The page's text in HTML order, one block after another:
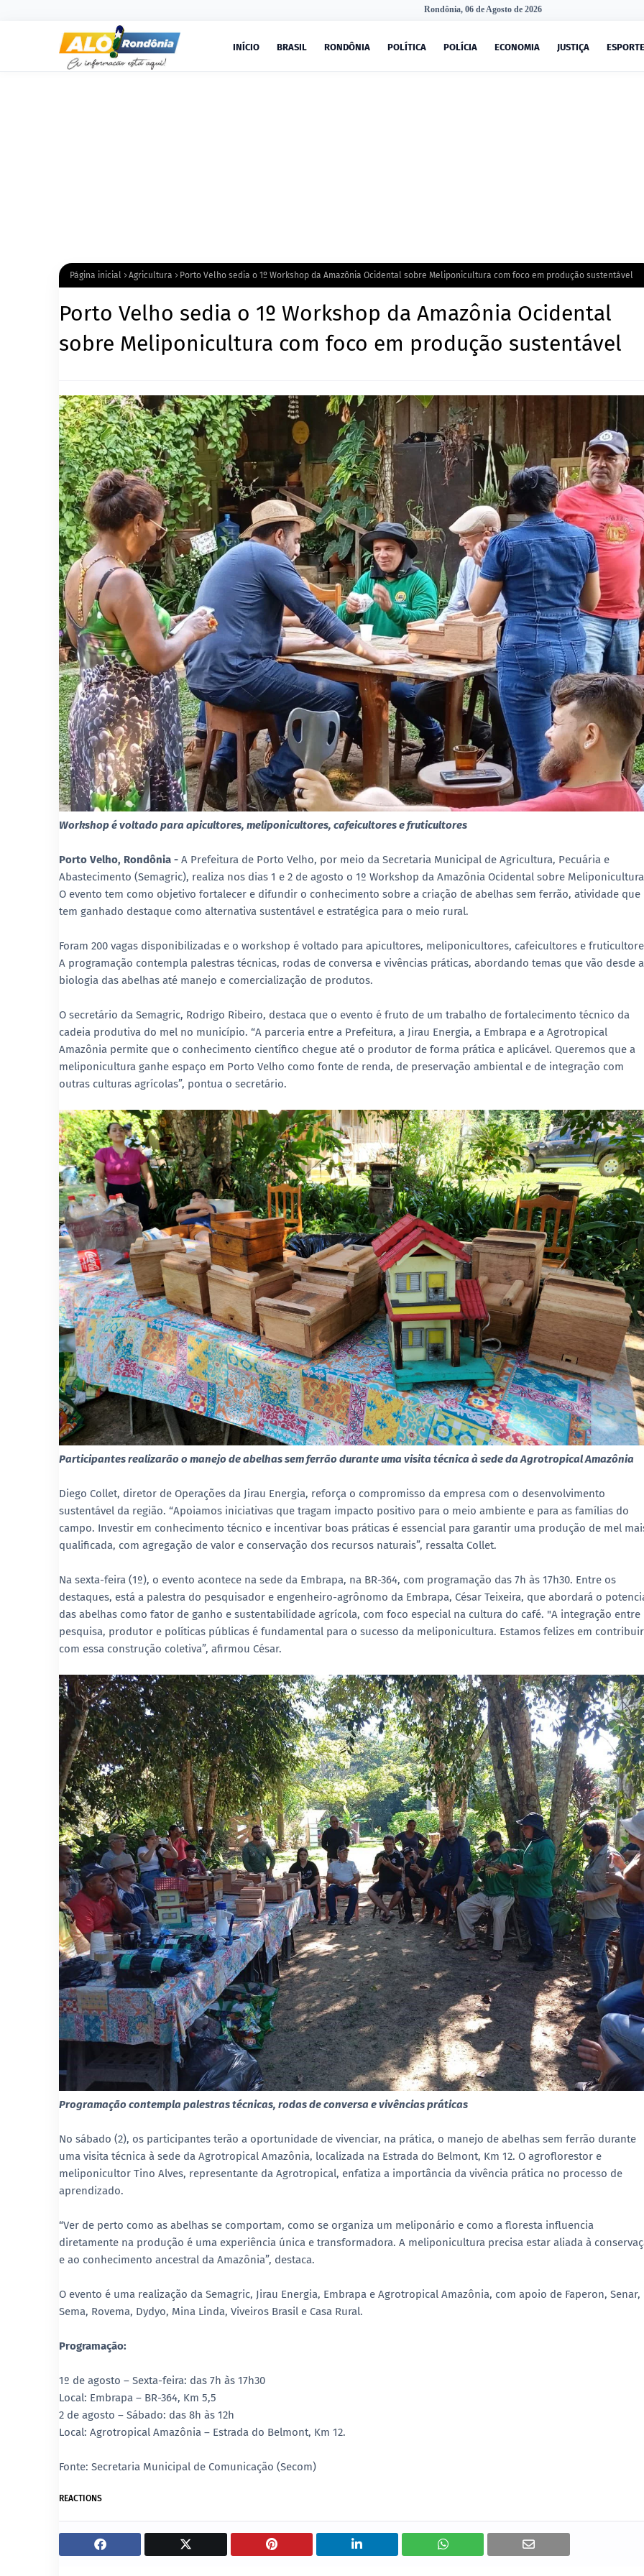
Rondônia, 06 de Agosto de 2026
INÍCIO BRASIL RONDÔNIA POLÍTICA POLÍCIA ECONOMIA JUSTIÇA ESPORTE
Página inicial Agricultura Porto Velho sedia o 1º Workshop da Amazônia Ocidental sobre Meliponicultura com foco em produção sustentável
Porto Velho sedia o 1º Workshop da Amazônia Ocidental
sobre Meliponicultura com foco em produção sustentável
Workshop é voltado para apicultores, meliponicultores, cafeicultores e fruticultores
Porto Velho, Rondônia - A Prefeitura de Porto Velho, por meio da Secretaria Municipal de Agricultura, Pecuária e
Abastecimento (Semagric), realiza nos dias 1 e 2 de agosto o 1º Workshop da Amazônia Ocidental sobre
O evento tem como objetivo fortalecer e difundir o conhecimento sobre a criação de abelhas sem ferrão, atividade que
tem ganhado destaque como alternativa sustentável e estratégica para o meio rural.
Foram 200 vagas disponibilizadas e o workshop é voltado para apicultores, meliponicultores, cafeicultores e
A programação contempla palestras técnicas, rodas de conversa e vivências práticas, abordando temas que vão desde a
biologia das abelhas até manejo e comercialização de produtos.
O secretário da Semagric, Rodrigo Ribeiro, destaca que o evento é fruto de um trabalho de fortalecimento técnico da
cadeia produtiva do mel no município. “A parceria entre a Prefeitura, a Jirau Energia, a Embrapa e a Agrotropical
Amazônia permite que o conhecimento científico chegue até o produtor de forma prática e aplicável. Queremos que a
meliponicultura ganhe espaço em Porto Velho como fonte de renda, de preservação ambiental e de integração com
outras culturas agrícolas”, pontua o secretário.
Participantes realizarão o manejo de abelhas sem ferrão durante uma visita técnica à sede da Agrotropical Amazônia
Diego Collet, diretor de Operações da Jirau Energia, reforça o compromisso da empresa com o desenvolvimento
sustentável da região. “Apoiamos iniciativas que tragam impacto positivo para o meio ambiente e para as famílias do
campo. Investir em conhecimento técnico e incentivar boas práticas é essencial para garantir uma produção de mel
qualificada, com agregação de valor e conservação dos recursos naturais”, ressalta Collet.
Na sexta-feira (1º), o evento acontece na sede da Embrapa, na BR-364, com programação das 7h às 17h30. Entre os
destaques, está a palestra do pesquisador e engenheiro-agrônomo da Embrapa, César Teixeira, que abordará o
das abelhas como fator de ganho e sustentabilidade agrícola, com foco especial na cultura do café. "A integração entre
pesquisa, produtor e políticas públicas é fundamental para o sucesso da meliponicultura. Estamos felizes em contribuir
com essa construção coletiva”, afirmou César.
Programação contempla palestras técnicas, rodas de conversa e vivências práticas
No sábado (2), os participantes terão a oportunidade de vivenciar, na prática, o manejo de abelhas sem ferrão durante
uma visita técnica à sede da Agrotropical Amazônia, localizada na Estrada do Belmont, Km 12. O agroflorestor e
meliponicultor Tino Alves, representante da Agrotropical, enfatiza a importância da vivência prática no processo de
aprendizado.
“Ver de perto como as abelhas se comportam, como se organiza um meliponário e como a floresta influencia
diretamente na produção é uma experiência única e transformadora. A meliponicultura precisa estar aliada à
e ao conhecimento ancestral da Amazônia”, destaca.
O evento é uma realização da Semagric, Jirau Energia, Embrapa e Agrotropical Amazônia, com apoio de Faperon, Senar,
Sema, Rovema, Dydyo, Mina Linda, Viveiros Brasil e Casa Rural.
Programação:
1º de agosto – Sexta-feira: das 7h às 17h30
Local: Embrapa – BR-364, Km 5,5
2 de agosto – Sábado: das 8h às 12h
Local: Agrotropical Amazônia – Estrada do Belmont, Km 12.
Fonte: Secretaria Municipal de Comunicação (Secom)
REACTIONS